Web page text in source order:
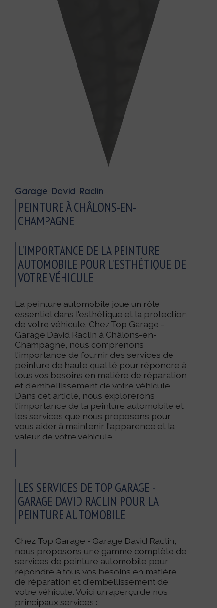
Garage David Raclin
PEINTURE À CHÂLONS-EN-
CHAMPAGNE
L'IMPORTANCE DE LA PEINTURE
AUTOMOBILE POUR L'ESTHÉTIQUE DE
VOTRE VÉHICULE
La peinture automobile joue un rôle
essentiel dans l'esthétique et la protection
de votre véhicule. Chez Top Garage -
Garage David Raclin à Châlons-en-
Champagne, nous comprenons
l'importance de fournir des services de
peinture de haute qualité pour répondre à
tous vos besoins en matière de réparation
et d'embellissement de votre véhicule.
Dans cet article, nous explorerons
l'importance de la peinture automobile et
les services que nous proposons pour
vous aider à maintenir l'apparence et la
valeur de votre véhicule.
LES SERVICES DE TOP GARAGE -
GARAGE DAVID RACLIN POUR LA
PEINTURE AUTOMOBILE
Chez Top Garage - Garage David Raclin,
nous proposons une gamme complète de
services de peinture automobile pour
répondre à tous vos besoins en matière
de réparation et d'embellissement de
votre véhicule. Voici un aperçu de nos
principaux services :